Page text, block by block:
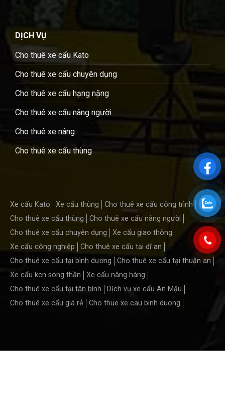
DỊCH VỤ
Cho thuê xe cẩu Kato
Cho thuê xe cẩu chuyên dụng
Cho thuê xe cẩu hạng nặng
Cho thuê xe cẩu nâng người
Cho thuê xe nâng
Cho thuê xe cẩu thùng
Xe cẩu Kato Xe cẩu thùng
Cho thuê xe cẩu công trình
Cho thuê xe cẩu thùng
Cho thuê xe cẩu nâng người
Cho thuê xe cẩu chuyên dụng
Xe cẩu giao thông
Xe cẩu công nghiệp
Cho thuê xe cẩu tại dĩ an
Cho thuê xe cẩu tại bình dương
Cho thuê xe cẩu tại thuận an
Xe cẩu kcn sóng thần
Xe cẩu nâng hàng
Cho thuê xe cẩu tại tân bình
Dịch vụ xe cẩu An Mậu
Cho thuê xe cẩu giá rẻ
Cho thue xe cau binh duong